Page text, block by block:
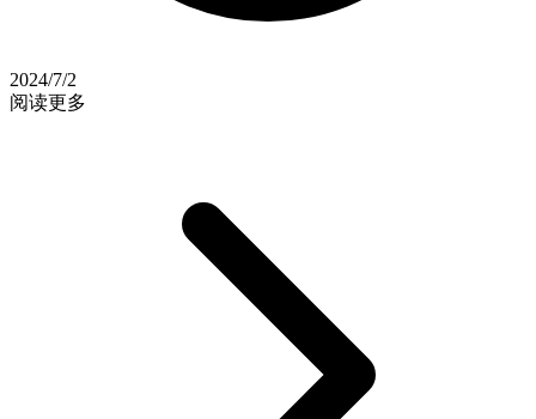
2024/7/2
阅读更多